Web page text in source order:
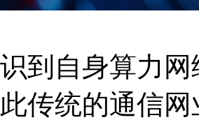
到自身算力
此传统的通信